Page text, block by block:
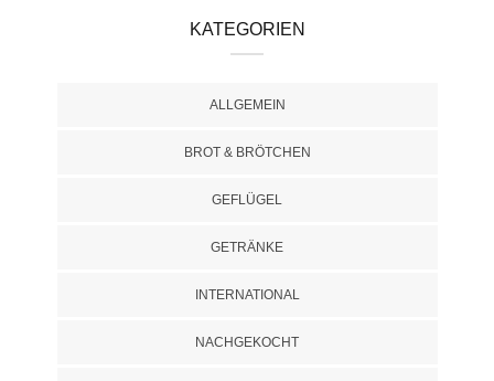
KATEGORIEN
ALLGEMEIN
BROT & BRÖTCHEN
GEFLÜGEL
GETRÄNKE
INTERNATIONAL
NACHGEKOCHT